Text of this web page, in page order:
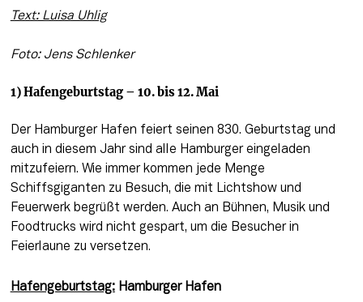
Text: Luisa Uhlig
Foto: Jens Schlenker
1) Hafengeburtstag – 10. bis 12. Mai
Der Hamburger Hafen feiert seinen 830. Geburtstag und
auch in diesem Jahr sind alle Hamburger eingeladen
mitzufeiern. Wie immer kommen jede Menge
Schiffsgiganten zu Besuch, die mit Lichtshow und
Feuerwerk begrüßt werden. Auch an Bühnen, Musik und
Foodtrucks wird nicht gespart, um die Besucher in
Feierlaune zu versetzen.
Hafengeburtstag: Hamburger Hafen